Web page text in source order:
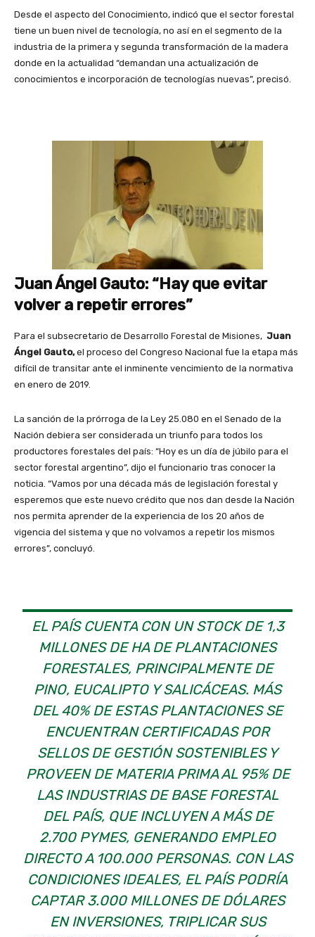
Desde el aspecto del Conocimiento, indicó que el sector forestal
tiene un buen nivel de tecnología, no así en el segmento de la
industria de la primera y segunda transformación de la madera
donde en la actualidad “demandan una actualización de
conocimientos e incorporación de tecnologías nuevas”, precisó.
Juan Ángel Gauto: “Hay que evitar
volver a repetir errores”
Para el subsecretario de Desarrollo Forestal de Misiones, Juan
Ángel Gauto,el proceso del Congreso Nacional fue la etapa más
difícil de transitar ante el inminente vencimiento de la normativa
en enero de 2019.
La sanción de la prórroga de la Ley 25.080 en el Senado de la
Nación debiera ser considerada un triunfo para todos los
productores forestales del país: “Hoy es un día de júbilo para el
sector forestal argentino”, dijo el funcionario tras conocer la
noticia. “Vamos por una década más de legislación forestal y
esperemos que este nuevo crédito que nos dan desde la Nación
nos permita aprender de la experiencia de los 20 años de
vigencia del sistema y que no volvamos a repetir los mismos
errores”, concluyó.
EL PAÍS CUENTA CON UN STOCK DE 1,3
MILLONES DE HA DE PLANTACIONES
FORESTALES, PRINCIPALMENTE DE
PINO, EUCALIPTO Y SALICÁCEAS. MÁS
DEL 40% DE ESTAS PLANTACIONES SE
ENCUENTRAN CERTIFICADAS POR
SELLOS DE GESTIÓN SOSTENIBLES Y
PROVEEN DE MATERIA PRIMA AL 95% DE
LAS INDUSTRIAS DE BASE FORESTAL
DEL PAÍS, QUE INCLUYEN A MÁS DE
2.700 PYMES, GENERANDO EMPLEO
DIRECTO A 100.000 PERSONAS. CON LAS
CONDICIONES IDEALES, EL PAÍS PODRÍA
CAPTAR 3.000 MILLONES DE DÓLARES
EN INVERSIONES, TRIPLICAR SUS